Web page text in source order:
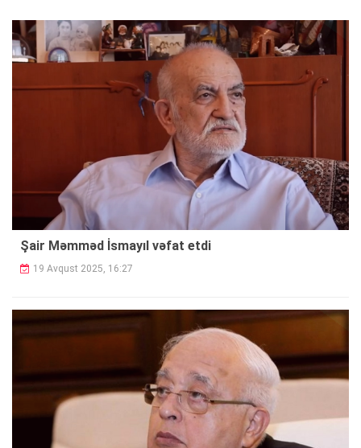
Şair Məmməd İsmayıl vəfat etdi
19 Avqust 2025, 16:27